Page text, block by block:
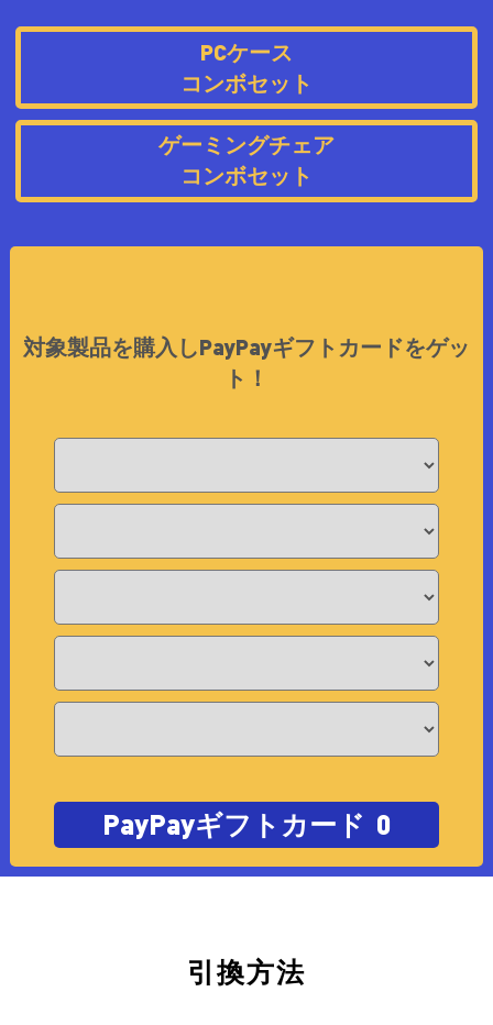
PCケース
コンボセット
ゲーミングチェア
コンボセット
対象製品を購入しPayPayギフトカードをゲッ
ト！
PayPayギフトカード 0
引換方法